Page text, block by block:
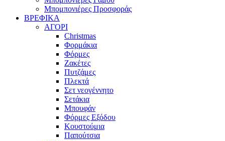
Μπομπονιέρες Προσφοράς
ΒΡΕΦΙΚΑ
ΑΓΟΡΙ
Christmas
Φορμάκια
Φόρμες
Ζακέτες
Πυτζάμες
Πλεκτά
Σετ νεογέννητο
Σετάκια
Μπουφάν
Φόρμες Εξόδου
Κουστούμια
Παπούτσια